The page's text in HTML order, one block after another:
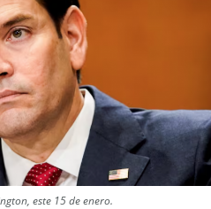
en Washington, este 15